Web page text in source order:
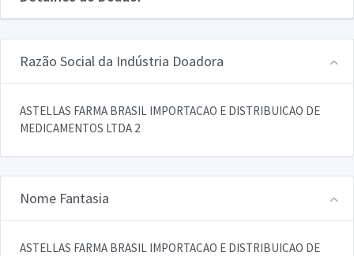
Razão Social da Indústria Doadora
ASTELLAS FARMA BRASIL IMPORTACAO E DISTRIBUICAO DE
MEDICAMENTOS LTDA 2
Nome Fantasia
ASTELLAS FARMA BRASIL IMPORTACAO E DISTRIBUICAO DE